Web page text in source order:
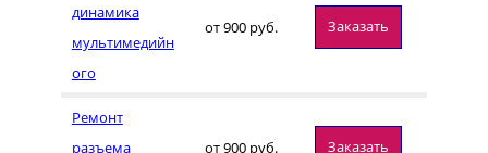
динамика
мультимедийн
ого
от 900 руб. Заказать
Ремонт
разъема
от 900 руб. Заказать